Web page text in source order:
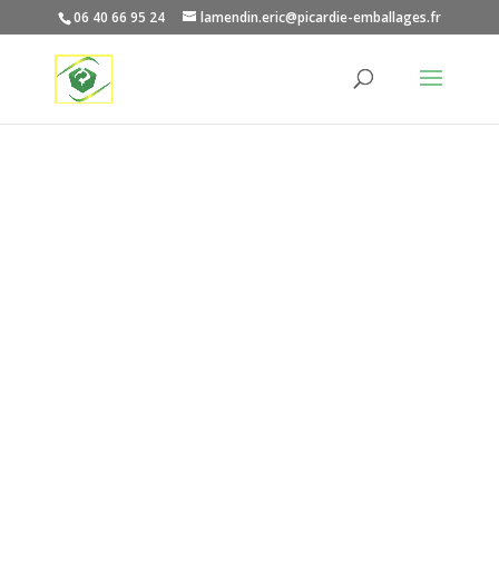
06 40 66 95 24 lamendin.eric@picardie-emballages.fr